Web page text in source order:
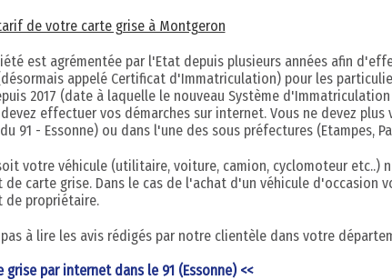
de votre carte grise à Montgeron
est agrémentée par l'Etat depuis plusieurs années afin
appelé Certificat d'Immatriculation) pour les
2017 (date à laquelle le nouveau Système
effectuer vos démarches sur internet. Vous ne devez plus
91 - Essonne) ou dans l'une des sous préfectures (Etampes,
votre véhicule (utilitaire, voiture, camion, cyclomoteur etc..)
de carte grise. Dans le cas de l'achat d'un véhicule d'occasion
de propriétaire.
à lire les avis rédigés par notre clientèle dans votre
grise par internet dans le 91 (Essonne) <<